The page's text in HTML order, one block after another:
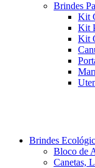
Brindes
Kit
Kit
Kit
Brindes
Bloco de
Canetas,